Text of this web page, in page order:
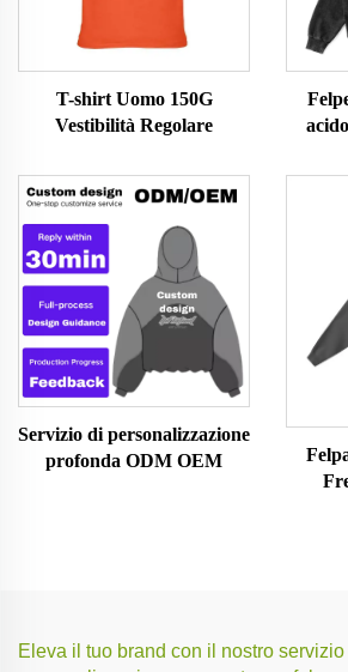
T-shirt Uomo 150G
Vestibilità Regolare
Servizio di personalizzazione
profonda ODM OEM
Eleva il tuo brand con il nostro servizio